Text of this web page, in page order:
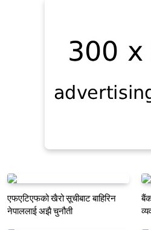
एफएटिएफको खैरो सूचीबाट बाहिरिन
नेपाललाई अझै चुनौती